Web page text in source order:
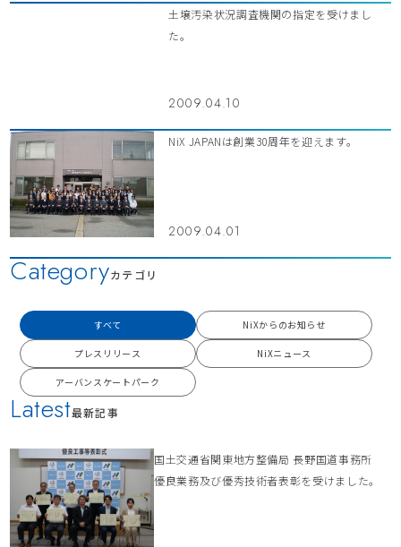
土壌汚染状況調査機関の指定を受けまし
た。
2009.04.10
NiX JAPANは創業30周年を迎えます。
2009.04.01
Latest最新記事
国土交通省関東地方整備局 長野国道事務所
優良業務及び優秀技術者表彰を受けました。
Categoryカテゴリ
すべて NiXからのお知らせ
プレスリリース NiXニュース
アーバンスケートパーク